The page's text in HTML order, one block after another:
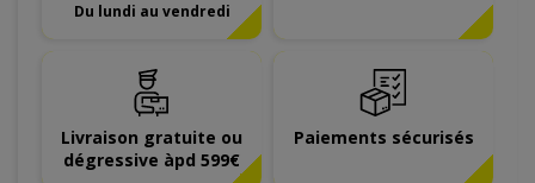
Du lundi au vendredi
Livraison gratuite ou
dégressive àpd 599€
Paiements sécurisés